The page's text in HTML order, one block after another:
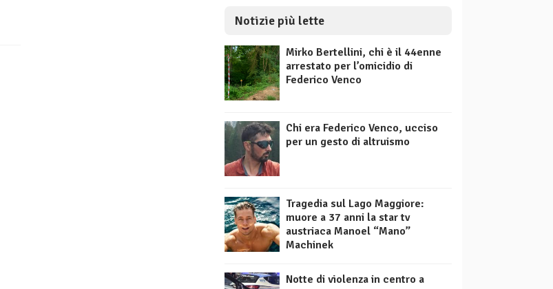
Notizie più lette
Mirko Bertellini, chi è il 44enne
arrestato per l’omicidio di
Federico Venco
Chi era Federico Venco, ucciso
per un gesto di altruismo
Tragedia sul Lago Maggiore:
muore a 37 anni la star tv
austriaca Manoel “Mano”
Machinek
Notte di violenza in centro a